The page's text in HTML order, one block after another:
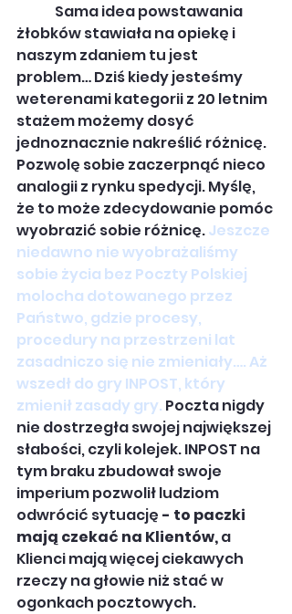
Sama idea powstawania
żłobków stawiała na opiekę i
naszym zdaniem tu jest
problem… Dziś kiedy jesteśmy
weterenami kategorii z 20 letnim
stażem możemy dosyć
jednoznacznie nakreślić różnicę.
Pozwolę sobie zaczerpnąć nieco
analogii z rynku spedycji. Myślę,
że to może zdecydowanie pomóc
wyobrazić sobie różnicę. Jeszcze
niedawno nie wyobrażaliśmy
sobie życia bez Poczty Polskiej
molocha dotowanego przez
Państwo, gdzie procesy,
procedury na przestrzeni lat
zasadniczo się nie zmieniały…. Aż
wszedł do gry INPOST, który
zmienił zasady gry. Poczta nigdy
nie dostrzegła swojej największej
słabości, czyli kolejek. INPOST na
tym braku zbudował swoje
imperium pozwolił ludziom
odwrócić sytuację - to paczki
mają czekać na Klientów, a
Klienci mają więcej ciekawych
rzeczy na głowie niż stać w
ogonkach pocztowych.